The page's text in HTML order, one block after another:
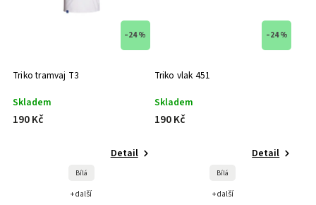
–24 %
Triko tramvaj T3
Skladem
190 Kč
Detail
Bílá
+ další
–24 %
Triko vlak 451
Skladem
190 Kč
Detail
Bílá
+ další